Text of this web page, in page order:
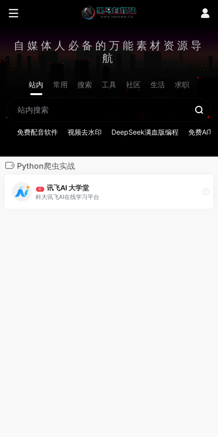
自媒体人必备的万能素材资源导
航
站内 常用 搜索 工具 社区 生活 求职
免费配音软件 视频去水印 DeepSeek满血版编程 免费AI写
Python爬虫实战
荐 讯飞AI 大学堂
科大讯飞AI在线学习平台